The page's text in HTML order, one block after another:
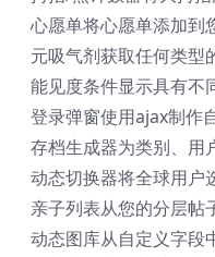
心愿单将心愿单添加到
元吸气剂获取任何类型
能见度条件显示具有不
登录弹窗使用ajax制作
存档生成器为类别、用
动态切换器将全球用户
亲子列表从您的分层帖
动态图库从自定义字段